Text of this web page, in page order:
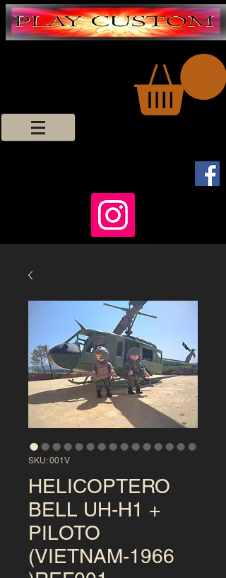
SKU: 001V
HELICOPTERO
BELL UH-H1 +
PILOTO
(VIETNAM-1966